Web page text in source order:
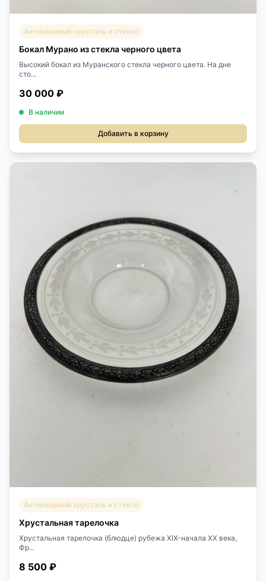
Антикварный хрусталь и стекло
Бокал Мурано из стекла черного цвета
Высокий бокал из Муранского стекла черного цвета. На дне
сто...
30 000 ₽
В наличии
Добавить в корзину
Антикварный хрусталь и стекло
Хрустальная тарелочка
Хрустальная тарелочка (блюдце) рубежа XIX-начала XX века,
Фр...
8 500 ₽